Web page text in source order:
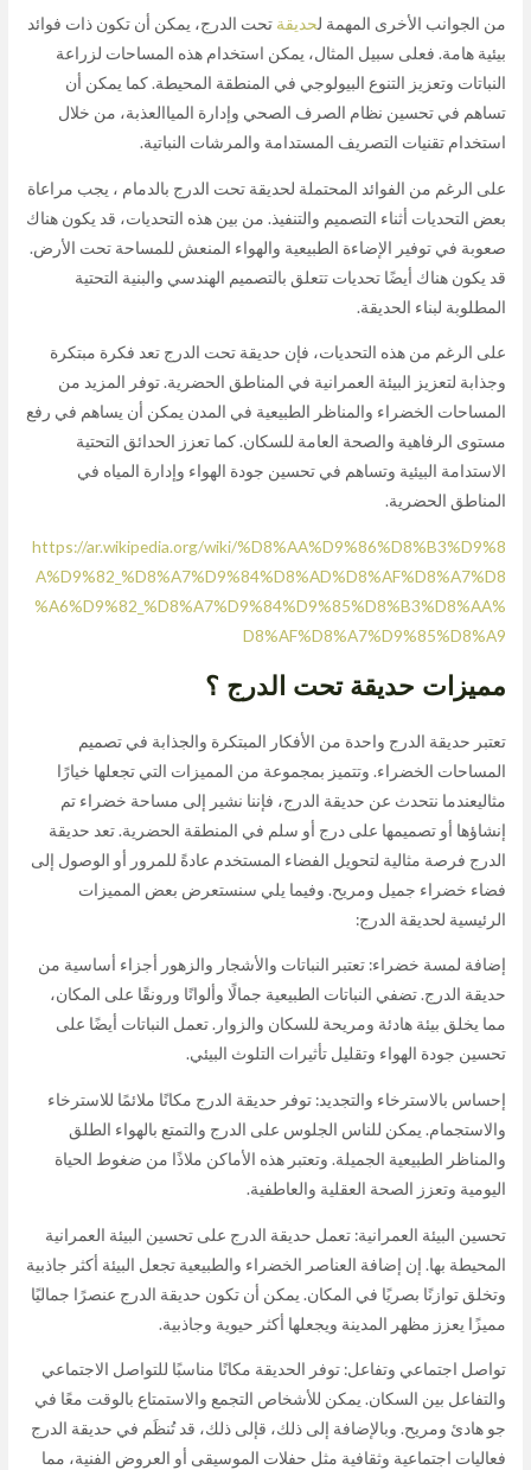
من الجوانب الأخرى المهمة لحديقة تحت الدرج، يمكن أن تكون ذات فوائد
بيئية هامة. فعلى سبيل المثال، يمكن استخدام هذه المساحات لزراعة
النباتات وتعزيز التنوع البيولوجي في المنطقة المحيطة. كما يمكن أن
تساهم في تحسين نظام الصرف الصحي وإدارة المياالعذبة، من خلال
استخدام تقنيات التصريف المستدامة والمرشات النباتية.
على الرغم من الفوائد المحتملة لحديقة تحت الدرج بالدمام ، يجب مراعاة
بعض التحديات أثناء التصميم والتنفيذ. من بين هذه التحديات، قد يكون هناك
صعوبة في توفير الإضاءة الطبيعية والهواء المنعش للمساحة تحت الأرض.
قد يكون هناك أيضًا تحديات تتعلق بالتصميم الهندسي والبنية التحتية
المطلوبة لبناء الحديقة.
على الرغم من هذه التحديات، فإن حديقة تحت الدرج تعد فكرة مبتكرة
وجذابة لتعزيز البيئة العمرانية في المناطق الحضرية. توفر المزيد من
المساحات الخضراء والمناظر الطبيعية في المدن يمكن أن يساهم في رفع
مستوى الرفاهية والصحة العامة للسكان. كما تعزز الحدائق التحتية
الاستدامة البيئية وتساهم في تحسين جودة الهواء وإدارة المياه في
المناطق الحضرية.
https://ar.wikipedia.org/wiki/%D8%AA%D9%86%D8%B3%D9%8
A%D9%82_%D8%A7%D9%84%D8%AD%D8%AF%D8%A7%D8
%A6%D9%82_%D8%A7%D9%84%D9%85%D8%B3%D8%AA%
D8%AF%D8%A7%D9%85%D8%A9
مميزات حديقة تحت الدرج ؟
تعتبر حديقة الدرج واحدة من الأفكار المبتكرة والجذابة في تصميم
المساحات الخضراء. وتتميز بمجموعة من المميزات التي تجعلها خيارًا
مثاليعندما نتحدث عن حديقة الدرج، فإننا نشير إلى مساحة خضراء تم
إنشاؤها أو تصميمها على درج أو سلم في المنطقة الحضرية. تعد حديقة
الدرج فرصة مثالية لتحويل الفضاء المستخدم عادةً للمرور أو الوصول إلى
فضاء خضراء جميل ومريح. وفيما يلي سنستعرض بعض المميزات
الرئيسية لحديقة الدرج:
إضافة لمسة خضراء: تعتبر النباتات والأشجار والزهور أجزاء أساسية من
حديقة الدرج. تضفي النباتات الطبيعية جمالًا وألوانًا ورونقًا على المكان،
مما يخلق بيئة هادئة ومريحة للسكان والزوار. تعمل النباتات أيضًا على
تحسين جودة الهواء وتقليل تأثيرات التلوث البيئي.
إحساس بالاسترخاء والتجديد: توفر حديقة الدرج مكانًا ملائمًا للاسترخاء
والاستجمام. يمكن للناس الجلوس على الدرج والتمتع بالهواء الطلق
والمناظر الطبيعية الجميلة. وتعتبر هذه الأماكن ملاذًا من ضغوط الحياة
اليومية وتعزز الصحة العقلية والعاطفية.
تحسين البيئة العمرانية: تعمل حديقة الدرج على تحسين البيئة العمرانية
المحيطة بها. إن إضافة العناصر الخضراء والطبيعية تجعل البيئة أكثر جاذبية
وتخلق توازنًا بصريًا في المكان. يمكن أن تكون حديقة الدرج عنصرًا جماليًا
مميزًا يعزز مظهر المدينة ويجعلها أكثر حيوية وجاذبية.
تواصل اجتماعي وتفاعل: توفر الحديقة مكانًا مناسبًا للتواصل الاجتماعي
والتفاعل بين السكان. يمكن للأشخاص التجمع والاستمتاع بالوقت معًا في
جو هادئ ومريح. وبالإضافة إلى ذلك، قإلى ذلك، قد تُنظَم في حديقة الدرج
فعاليات اجتماعية وثقافية مثل حفلات الموسيقى أو العروض الفنية، مما